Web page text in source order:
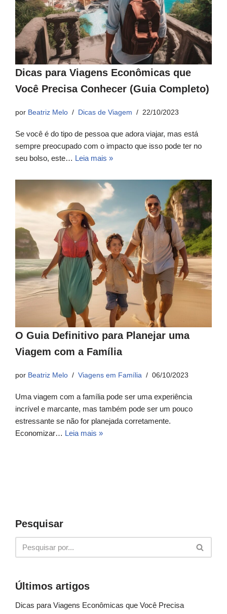
Dicas para Viagens Econômicas que
Você Precisa Conhecer (Guia Completo)
por Beatriz Melo Dicas de Viagem 22/10/2023
Se você é do tipo de pessoa que adora viajar, mas está
sempre preocupado com o impacto que isso pode ter no
seu bolso, este… Leia mais »
O Guia Definitivo para Planejar uma
Viagem com a Família
por Beatriz Melo Viagens em Família 06/10/2023
Uma viagem com a família pode ser uma experiência
incrível e marcante, mas também pode ser um pouco
estressante se não for planejada corretamente.
Economizar… Leia mais »
Pesquisar
Últimos artigos
Dicas para Viagens Econômicas que Você Precisa